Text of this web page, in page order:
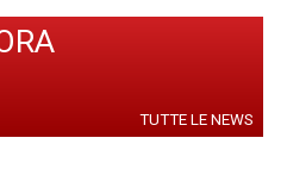
TUTTE LE NEWS